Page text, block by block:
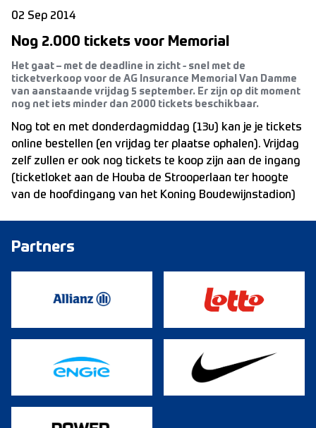
02 Sep 2014
Nog 2.000 tickets voor Memorial
Het gaat – met de deadline in zicht - snel met de
ticketverkoop voor de AG Insurance Memorial Van Damme
van aanstaande vrijdag 5 september. Er zijn op dit moment
nog net iets minder dan 2000 tickets beschikbaar.
Nog tot en met donderdagmiddag (13u) kan je je tickets
online bestellen (en vrijdag ter plaatse ophalen). Vrijdag
zelf zullen er ook nog tickets te koop zijn aan de ingang
(ticketloket aan de Houba de Strooperlaan ter hoogte
van de hoofdingang van het Koning Boudewijnstadion)
Partners